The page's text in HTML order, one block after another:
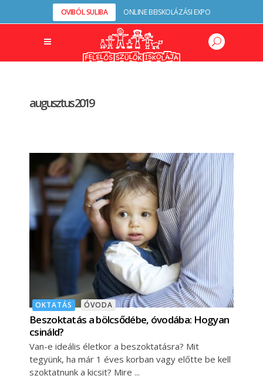
OVIBÓL SULIBA ONLINE BEISKOLÁZÁSI EXPO
augusztus 2019
OKTATÁS ÓVODA
Beszoktatás a bölcsődébe, óvodába: Hogyan
csináld?
Van-e ideális életkor a beszoktatásra? Mit
tegyünk, ha már 1 éves korban vagy előtte be kell
szoktatnunk a kicsit? Mire